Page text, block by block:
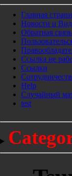
Главная
Новости и
Обратная связь
Ссылка не
Ссылки
Help
Cлучайный
test